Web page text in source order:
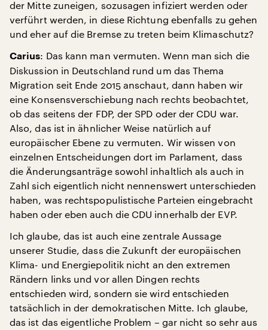
der Mitte zuneigen, sozusagen infiziert werden oder
verführt werden, in diese Richtung ebenfalls zu gehen
und eher auf die Bremse zu treten beim Klimaschutz?
Carius: Das kann man vermuten. Wenn man sich die
Diskussion in Deutschland rund um das Thema
Migration seit Ende 2015 anschaut, dann haben wir
eine Konsensverschiebung nach rechts beobachtet,
ob das seitens der FDP, der SPD oder der CDU war.
Also, das ist in ähnlicher Weise natürlich auf
europäischer Ebene zu vermuten. Wir wissen von
einzelnen Entscheidungen dort im Parlament, dass
die Änderungsanträge sowohl inhaltlich als auch in
Zahl sich eigentlich nicht nennenswert unterschieden
haben, was rechtspopulistische Parteien eingebracht
haben oder eben auch die CDU innerhalb der EVP.
Ich glaube, das ist auch eine zentrale Aussage
unserer Studie, dass die Zukunft der europäischen
Klima- und Energiepolitik nicht an den extremen
Rändern links und vor allen Dingen rechts
entschieden wird, sondern sie wird entschieden
tatsächlich in der demokratischen Mitte. Ich glaube,
das ist das eigentliche Problem – gar nicht so sehr aus